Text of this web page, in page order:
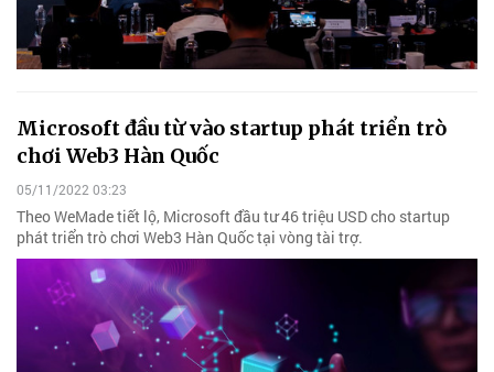
Microsoft đầu từ vào startup phát triển trò
chơi Web3 Hàn Quốc
05/11/2022 03:23
Theo WeMade tiết lộ, Microsoft đầu tư 46 triệu USD cho startup
phát triển trò chơi Web3 Hàn Quốc tại vòng tài trợ.